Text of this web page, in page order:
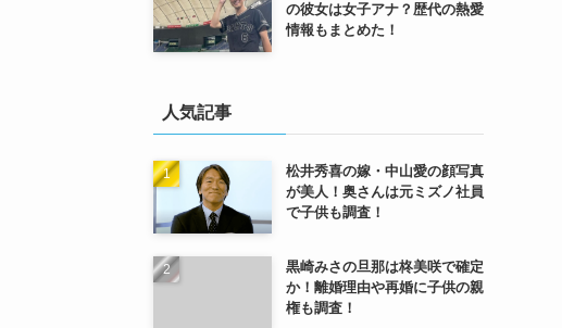
の彼女は女子アナ？歴代の熱愛
情報もまとめた！
人気記事
松井秀喜の嫁・中山愛の顔写真
が美人！奥さんは元ミズノ社員
で子供も調査！
黒崎みさの旦那は柊美咲で確定
か！離婚理由や再婚に子供の親
権も調査！